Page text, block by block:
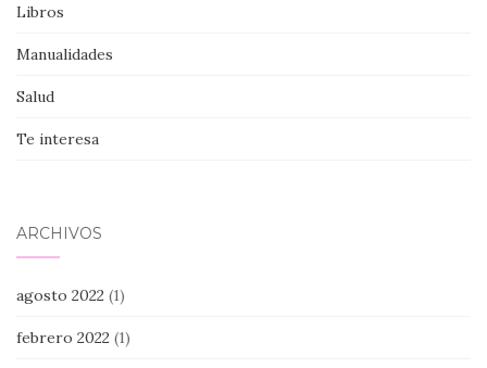
Libros
Manualidades
Salud
Te interesa
ARCHIVOS
agosto 2022 (1)
febrero 2022 (1)